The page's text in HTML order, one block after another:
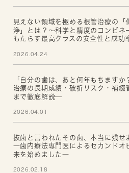
見えない領域を極める根管治療の「
浄」とは？～科学と精度のコンビネ
もたらす最高クラスの安全性と成功
2026.04.24
「自分の歯は、あと何年もちます
治療の長期成績・破折リスク・補綴
まで徹底解説─
2026.04.01
抜歯と言われたその歯、本当に残せ
―歯内療法専門医によるセカンドオ
来を始めました―
2026.02.18